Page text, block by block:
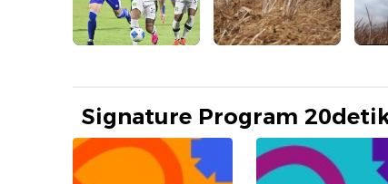
Signature Program